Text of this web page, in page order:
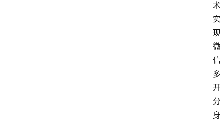
术
实
现
微
信
多
开
分
身